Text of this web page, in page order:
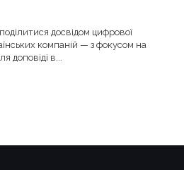
досвідом цифрової
компаній — з фокусом на
доповіді в...